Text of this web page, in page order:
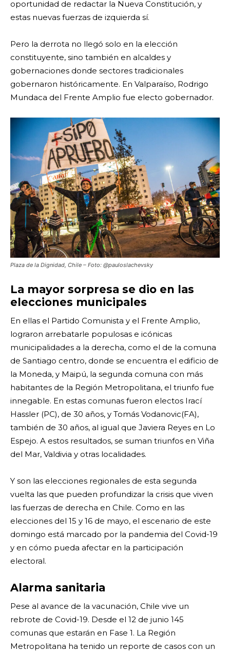
oportunidad de redactar la Nueva Constitución, y
estas nuevas fuerzas de izquierda sí.
Pero la derrota no llegó solo en la elección
constituyente, sino también en alcaldes y
gobernaciones donde sectores tradicionales
gobernaron históricamente. En Valparaíso, Rodrigo
Mundaca del Frente Amplio fue electo gobernador.
Plaza de la Dignidad, Chile – Foto: @pauloslachevsky
La mayor sorpresa se dio en las
elecciones municipales
En ellas el Partido Comunista y el Frente Amplio,
lograron arrebatarle populosas e icónicas
municipalidades a la derecha, como el de la comuna
de Santiago centro, donde se encuentra el edificio de
la Moneda, y Maipú, la segunda comuna con más
habitantes de la Región Metropolitana, el triunfo fue
innegable. En estas comunas fueron electos Irací
Hassler (PC), de 30 años, y Tomás Vodanovic(FA),
también de 30 años, al igual que Javiera Reyes en Lo
Espejo. A estos resultados, se suman triunfos en Viña
del Mar, Valdivia y otras localidades.
Y son las elecciones regionales de esta segunda
vuelta las que pueden profundizar la crisis que viven
las fuerzas de derecha en Chile. Como en las
elecciones del 15 y 16 de mayo, el escenario de este
domingo está marcado por la pandemia del Covid-19
y en cómo pueda afectar en la participación
electoral.
Alarma sanitaria
Pese al avance de la vacunación, Chile vive un
rebrote de Covid-19. Desde el 12 de junio 145
comunas que estarán en Fase 1. La Región
Metropolitana ha tenido un reporte de casos con un